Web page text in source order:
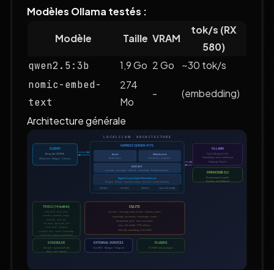
Modèles Ollama testés :
Modèle Taille VRAM
tok/s (RX
580)
qwen2.5:3b
1,9 Go 2 Go
~30 tok/s
nomic-embed-
text
274
Mo
- (embedding)
Architecture générale